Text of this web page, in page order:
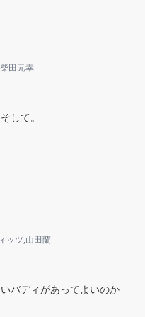
柴田元幸
して。
ッツ,山田蘭
バディがあってよいのか